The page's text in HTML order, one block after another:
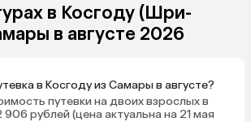
в Косгоду (Шри-
в августе 2026
в Косгоду из Самары в августе?
путевки на двоих взрослых в
рублей (цена актуальна на 21 мая